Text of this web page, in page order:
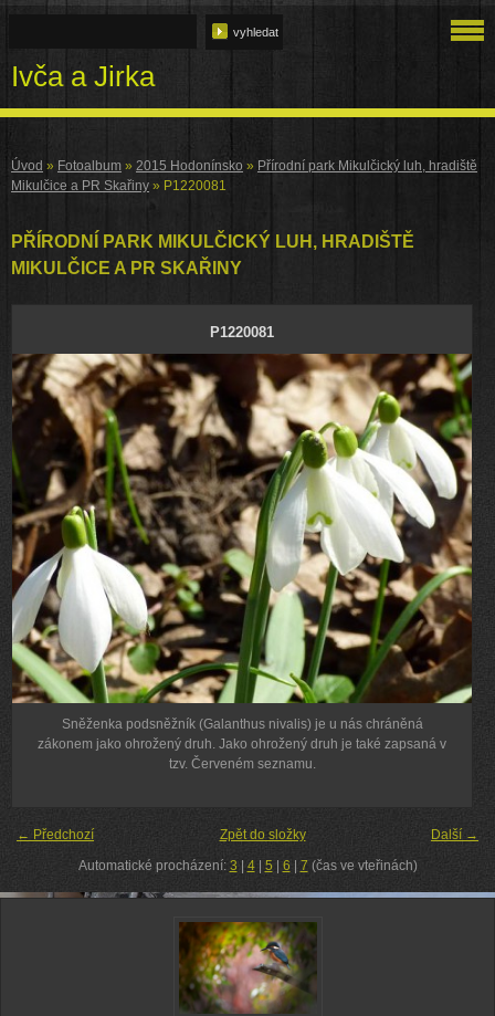
Ivča a Jirka
Úvod » Fotoalbum » 2015 Hodonínsko » Přírodní park Mikulčický luh, hradiště
Mikulčice a PR Skařiny » P1220081
PŘÍRODNÍ PARK MIKULČICKÝ LUH, HRADIŠTĚ
MIKULČICE A PR SKAŘINY
P1220081
Sněženka podsněžník (Galanthus nivalis) je u nás chráněná
zákonem jako ohrožený druh. Jako ohrožený druh je také zapsaná v
tzv. Červeném seznamu.
← Předchozí Další →
Zpět do složky
Automatické procházení: 3 | 4| 5| 6 | 7 (čas ve vteřinách)